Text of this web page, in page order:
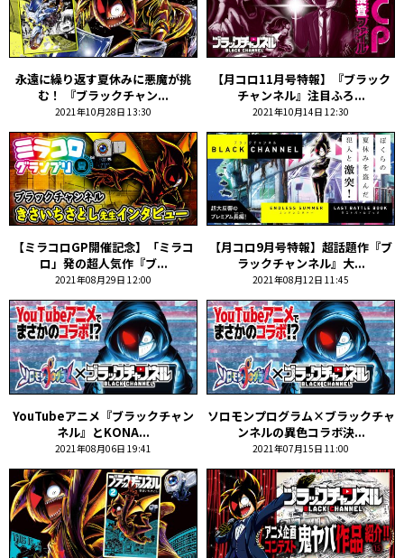
永遠に繰り返す夏休みに悪魔が挑
む！ 『ブラックチャン...
2021年10月28日 13:30
【月コロ11月号特報】『ブラック
チャンネル』注目ふろ...
2021年10月14日 12:30
【ミラコロGP開催記念】「ミラコ
ロ」発の超人気作『ブ...
2021年08月29日 12:00
【月コロ9月号特報】超話題作『ブ
ラックチャンネル』大...
2021年08月12日 11:45
YouTubeアニメ『ブラックチャン
ネル』とKONA...
2021年08月06日 19:41
ソロモンプログラム×ブラックチャ
ンネルの異色コラボ決...
2021年07月15日 11:00